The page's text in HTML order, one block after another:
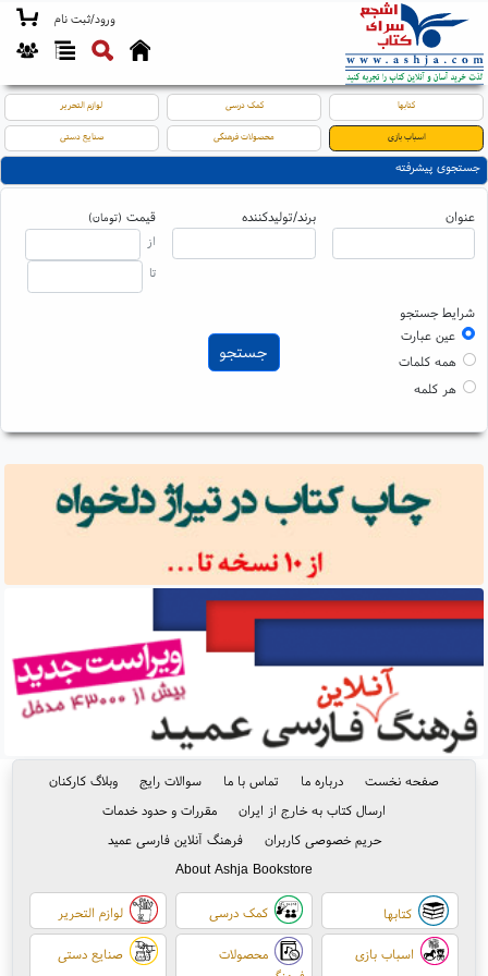
ورود/ثبت نام
کتابها کمک درسی لوازم التحریر
اسباب بازی محصولات فرهنگی صنایع دستی
جستجوی پیشرفته
عنوان برند/تولیدکننده قیمت (تومان)
از
تا
شرایط جستجو
عین عبارت
همه کلمات
هر کلمه
صفحه نخست درباره ما تماس با ما سوالات رایج
وبلاگ کارکنان
ارسال کتاب به خارج از ایران
مقررات و حدود خدمات
حریم خصوصی کاربران
فرهنگ آنلاین فارسی عمید
About Ashja Bookstore
کتابها کمک درسی لوازم التحریر
اسباب بازی
محصولات
صنایع دستی